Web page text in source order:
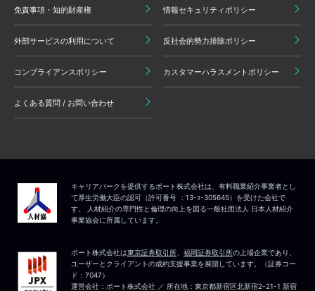
免責事項・知的財産権 情報セキュリティポリシー
外部サービスの利用について 反社会的勢力排除ポリシー
コンプライアンスポリシー カスタマーハラスメントポリシー
よくある質問 / お問い合わせ